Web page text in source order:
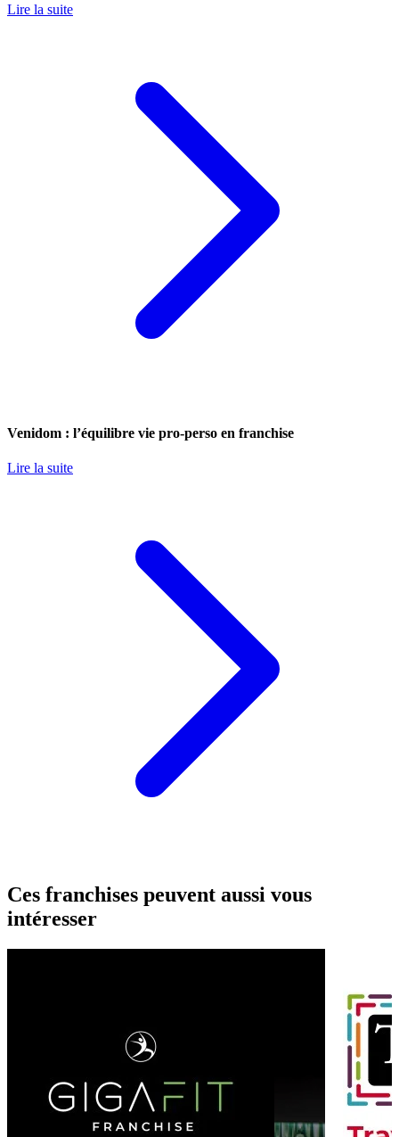
Lire la suite
Venidom : l’équilibre vie pro-perso en franchise
Lire la suite
Ces franchises peuvent aussi vous
intéresser